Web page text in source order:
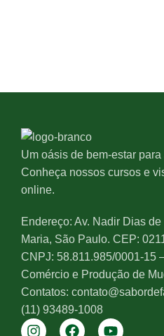
Um oásis de bem-estar para
Conheça nossos cursos e
online.
Endereço: Av. Nadir Dias
Maria, São Paulo. CEP:
CNPJ: 58.811.985/0001-15
Comércio e Produção de
Contatos:
(11) 93489-1008